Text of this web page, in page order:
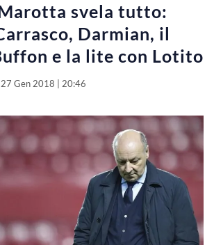
svela tutto:
Darmian, il
e la lite con Lotito
27 Gen 2018 | 20:46